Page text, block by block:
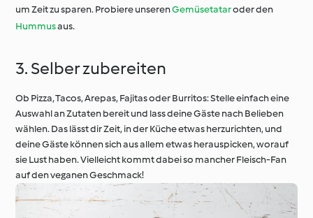
um Zeit zu sparen. Probiere unserenGemüsetataroder den
Hummusaus.
3. Selber zubereiten
Ob Pizza, Tacos, Arepas, Fajitas oder Burritos: Stelle einfach eine
Auswahl an Zutaten bereit und lass deine Gäste nach Belieben
wählen. Das lässt dir Zeit, in der Küche etwas herzurichten, und
deine Gäste können sich aus allem etwas herauspicken, worauf
sie Lust haben. Vielleicht kommt dabei so mancher Fleisch-Fan
auf den veganen Geschmack!